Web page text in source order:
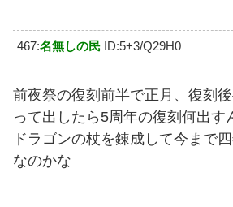
467:名無しの民 ID:5+3/Q29H0
前夜祭の復刻前半で正月、復刻
って出したら5周年の復刻何出
ドラゴンの杖を錬成して今まで
なのかな